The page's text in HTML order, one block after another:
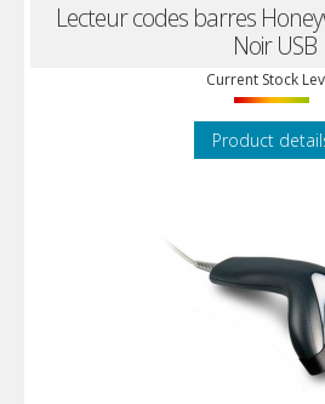
Lecteur codes barres
Noir USB
Current Stock
Product